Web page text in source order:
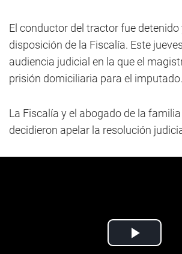
El conductor del tractor fue detenido
disposición de la Fiscalía. Este
audiencia judicial en la que el
prisión domiciliaria para el imputado.
La Fiscalía y el abogado de la
decidieron apelar la resolución